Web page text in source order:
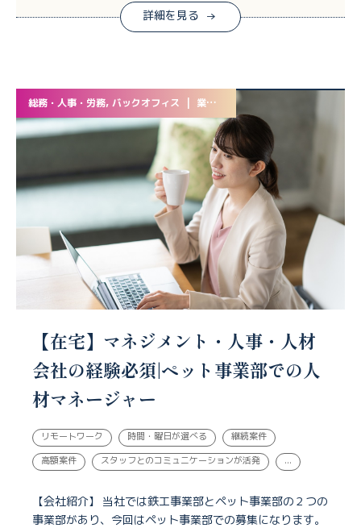
詳細を見る
総務・人事・労務, バックオフィス | 業務委託
【在宅】マネジメント・人事・人材
会社の経験必須|ペット事業部での人
材マネージャー
リモートワーク 時間・曜日が選べる 継続案件
高額案件 スタッフとのコミュニケーションが活発 ...
【会社紹介】 当社では鉄工事業部とペット事業部の２つの
事業部があり、今回はペット事業部での募集になります。